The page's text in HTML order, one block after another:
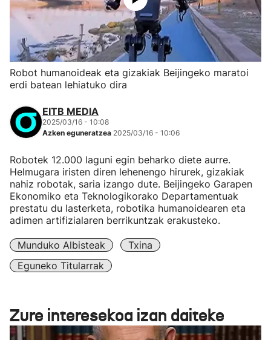
Robot humanoideak eta gizakiak Beijingeko maratoi
erdi batean lehiatuko dira
EITB MEDIA
2025/03/16 - 10:08
Azken eguneratzea 2025/03/16 - 10:06
Robotek 12.000 laguni egin beharko diete aurre.
Helmugara iristen diren lehenengo hirurek, gizakiak
nahiz robotak, saria izango dute. Beijingeko Garapen
Ekonomiko eta Teknologikorako Departamentuak
prestatu du lasterketa, robotika humanoidearen eta
adimen artifizialaren berrikuntzak erakusteko.
Munduko Albisteak
Txina
Eguneko Titularrak
Zure interesekoa izan daiteke